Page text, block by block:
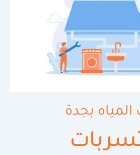
بجدة